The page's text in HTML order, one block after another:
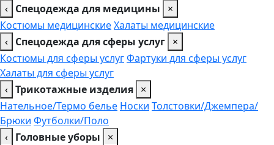
‹ Спецодежда для медицины
×
Костюмы медицинскиеХалаты медицинские
‹ Спецодежда для сферы услуг ×
Костюмы для сферы услугФартуки для сферы услуг
Халаты для сферы услуг
‹ Трикотажные изделия ×
Нательное/Термо белье Носки Толстовки/Джемпера/
Брюки Футболки/Поло
‹ Головные уборы
×